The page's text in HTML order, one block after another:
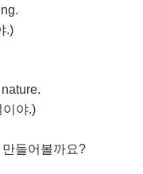
.)
이야.)
들어볼까요?